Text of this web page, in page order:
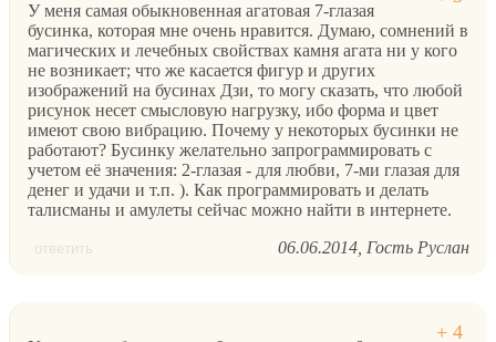
У меня самая обыкновенная агатовая 7-глазая
бусинка, которая мне очень нравится. Думаю, сомнений в
магических и лечебных свойствах камня агата ни у кого
не возникает; что же касается фигур и других
изображений на бусинах Дзи, то могу сказать, что любой
рисунок несет смысловую нагрузку, ибо форма и цвет
имеют свою вибрацию. Почему у некоторых бусинки не
работают? Бусинку желательно запрограммировать с
учетом её значения: 2-глазая - для любви, 7-ми глазая для
денег и удачи и т.п. ). Как программировать и делать
талисманы и амулеты сейчас можно найти в интернете.
ответить 06.06.2014 Гость Руслан